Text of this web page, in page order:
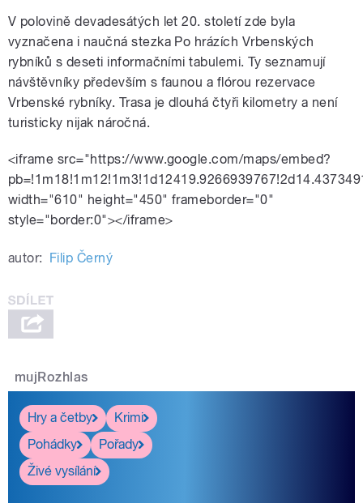
V polovině devadesátých let 20. století zde byla
vyznačena i naučná stezka Po hrázích Vrbenských
rybníků s deseti informačními tabulemi. Ty seznamují
návštěvníky především s faunou a flórou rezervace
Vrbenské rybníky. Trasa je dlouhá čtyři kilometry a není
turisticky nijak náročná.
<iframe src="https://www.google.com/maps/embed?
width="610" height="450" frameborder="0"
style="border:0"></iframe>
autor: Filip Černý
mujRozhlas
Hry a četby
Krimi
Pohádky
Pořady
Živé vysílání